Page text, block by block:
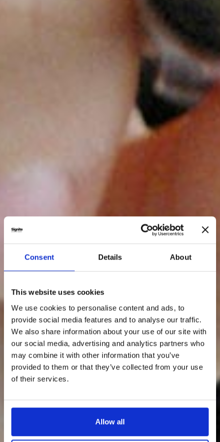
Consent Details About
This website uses cookies
We use cookies to personalise content and ads, to
provide social media features and to analyse our traffic.
We also share information about your use of our site with
our social media, advertising and analytics partners who
may combine it with other information that you’ve
provided to them or that they’ve collected from your use
of their services.
Allow all